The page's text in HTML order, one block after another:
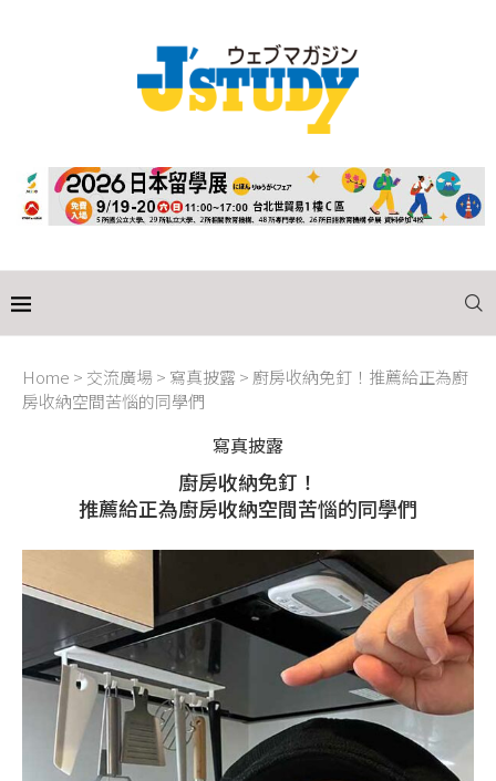
Home > 交流廣場 > 寫真披露 > 廚房收納免釘！推薦給正為廚
房收納空間苦惱的同學們
寫真披露
廚房收納免釘！
推薦給正為廚房收納空間苦惱的同學們